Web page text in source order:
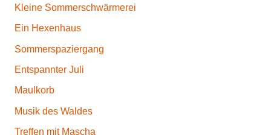
s
g
e
i
c
h
Kleine Sommerschwärmerei
Ein Hexenhaus
Sommerspaziergang
Entspannter Juli
Maulkorb
Musik des Waldes
Treffen mit Mascha